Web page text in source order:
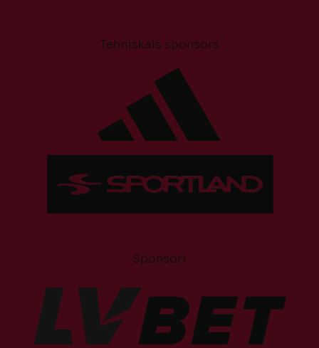
Tehniskais sponsors
Sponsori